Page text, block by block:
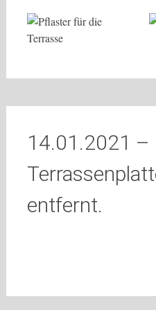
14.01.2021 –
entfernt.